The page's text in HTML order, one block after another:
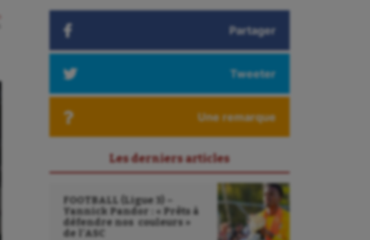
Partager
Tweeter
Une remarque
Les derniers articles
FOOTBALL (Ligue 3) –
Yannick Pandor : « Prêts à
défendre nos couleurs »
de l’ASC